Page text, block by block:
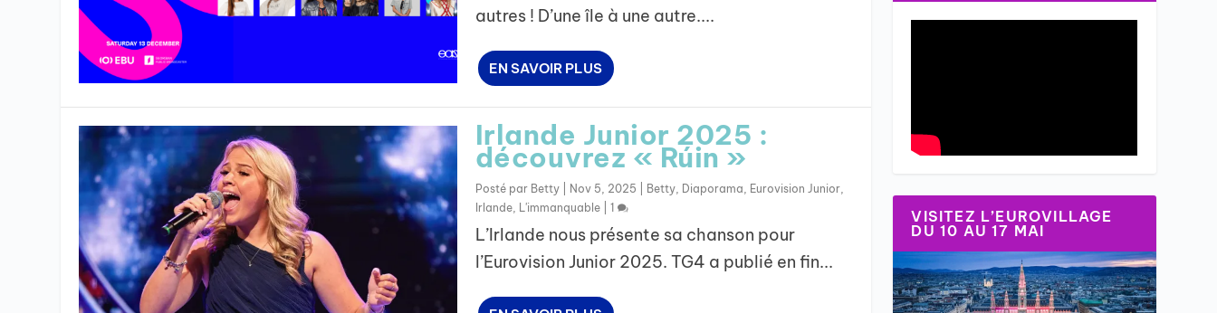
autres ! D’une île à une autre....
EN SAVOIR PLUS
Irlande Junior 2025 :
découvrez « Rúin »
Posté par Betty| Nov 5, 2025 Betty, Diaporama Eurovision Junior,
Irlande, L'immanquable| 1
L’Irlande nous présente sa chanson pour
l’Eurovision Junior 2025. TG4 a publié en fin...
VISITEZ L’EUROVILLAGE
DU 10 AU 17 MAI